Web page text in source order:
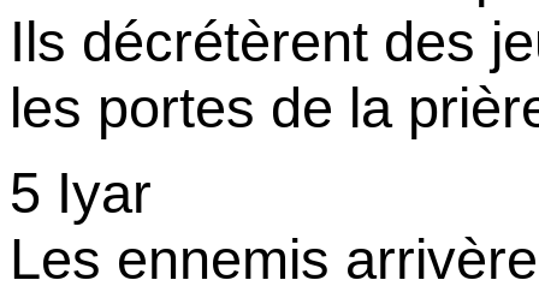
Ils décrétèrent des
les portes de la
5 Iyar
Les ennemis